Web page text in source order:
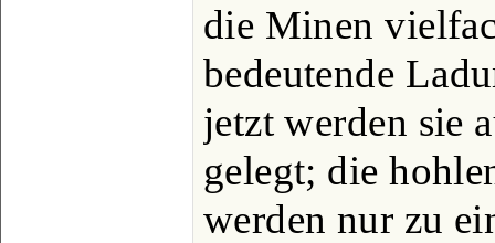
die Minen
bedeutende
jetzt werden sie
gelegt; die
werden nur zu